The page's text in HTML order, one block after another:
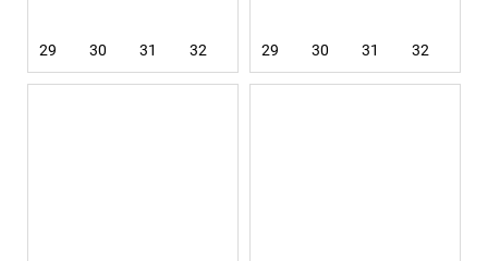
29 30 31 32 29 30 31 32